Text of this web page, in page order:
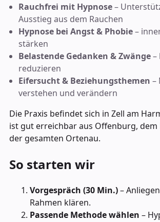
Rauchfrei mit Hypnose–
Ausstieg aus dem Rauchen
Hypnose bei Angst & Phobie–
stärken
Belastende Gedanken & Zwänge–
reduzieren
Eifersucht & Beziehungsthemen –
verstehen und verändern
Die Praxis befindet sich in Zell am
ist gut erreichbar aus Offenburg, dem
der gesamten Ortenau.
So starten wir
Vorgespräch (30 Min.)–
Rahmen klären.
Passende Methode wählen –